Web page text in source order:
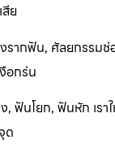
ย
รากฟัน, ศัลยกรรมช่
อกร่น
, ฟันโยก, ฟันหัก เรา
ด